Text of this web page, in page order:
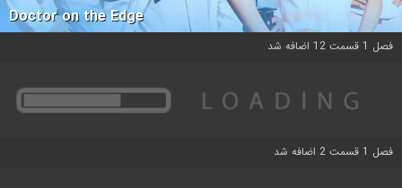
Doctor on the Edge
فصل 1 قسمت 12 اضافه شد
فصل 1 قسمت 2 اضافه شد